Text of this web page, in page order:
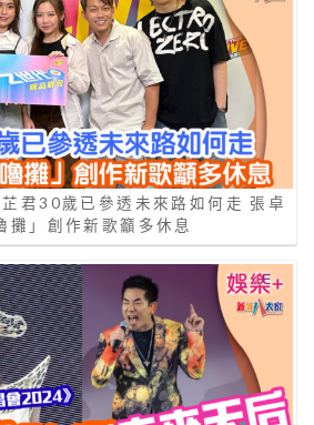
君30歲已參透未來路如何走 張卓
攤」創作新歌籲多休息